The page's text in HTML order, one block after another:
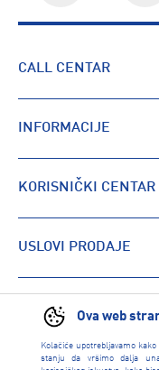
Ova web
Kolačiće upotrebljavamo
stanju da vršimo dalja
CALL CENTAR
INFORMACIJE
KORISNIČKI CENTAR
USLOVI PRODAJE
PRONAĐI RADNJU